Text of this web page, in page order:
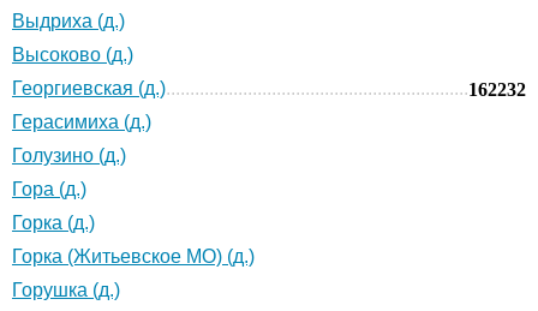
Выдриха (д.)
Высоково (д.)
Георгиевская (д.)
162232
Герасимиха (д.)
Голузино (д.)
Гора (д.)
Горка (д.)
Горка (Житьевское МО) (д.)
Горушка (д.)